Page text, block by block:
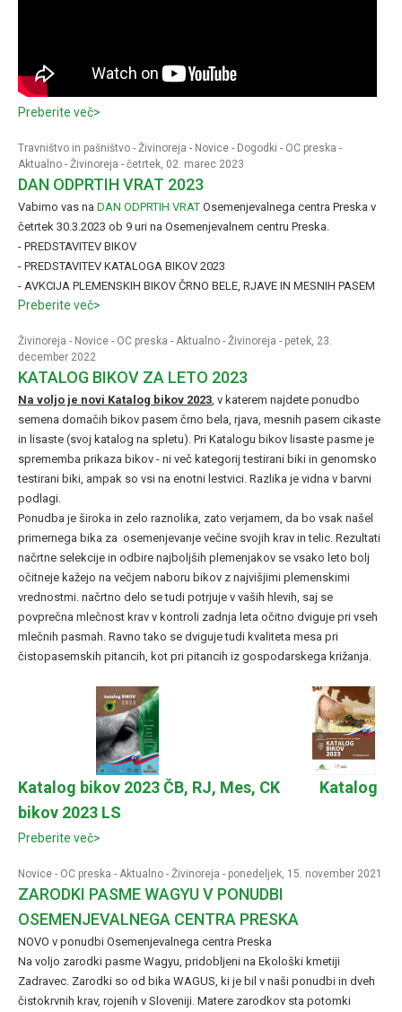
Preberite več>
Travništvo in pašništvo - Živinoreja - Novice - Dogodki - OC preska -
Aktualno - Živinoreja - četrtek, 02. marec 2023
DAN ODPRTIH VRAT 2023
Vabimo vas na DAN ODPRTIH VRAT Osemenjevalnega centra Preska v
četrtek 30.3.2023 ob 9 uri na Osemenjevalnem centru Preska.
- PREDSTAVITEV BIKOV
- PREDSTAVITEV KATALOGA BIKOV 2023
- AVKCIJA PLEMENSKIH BIKOV ČRNO BELE, RJAVE IN MESNIH PASEM
Preberite več>
Živinoreja - Novice - OC preska - Aktualno - Živinoreja - petek, 23.
december 2022
KATALOG BIKOV ZA LETO 2023
Na voljo je novi Katalog bikov 2023 , v katerem najdete ponudbo
semena domačih bikov pasem črno bela, rjava, mesnih pasem cikaste
in lisaste (svoj katalog na spletu). Pri Katalogu bikov lisaste pasme je
sprememba prikaza bikov - ni več kategorij testirani biki in genomsko
testirani biki, ampak so vsi na enotni lestvici. Razlika je vidna v barvni
podlagi.
Ponudba je široka in zelo raznolika, zato verjamem, da bo vsak našel
primernega bika za osemenjevanje večine svojih krav in telic. Rezultati
načrtne selekcije in odbire najboljših plemenjakov se vsako leto bolj
očitneje kažejo na večjem naboru bikov z najvišjimi plemenskimi
vrednostmi. načrtno delo se tudi potrjuje v vaših hlevih, saj se
povprečna mlečnost krav v kontroli zadnja leta očitno dviguje pri vseh
mlečnih pasmah. Ravno tako se dviguje tudi kvaliteta mesa pri
čistopasemskih pitancih, kot pri pitancih iz gospodarskega križanja.
Katalog bikov 2023 ČB, RJ, Mes, CK
Katalog
bikov 2023 LS
Preberite več>
Novice - OC preska - Aktualno - Živinoreja - ponedeljek, 15. november 2021
ZARODKI PASME WAGYU V PONUDBI
OSEMENJEVALNEGA CENTRA PRESKA
NOVO v ponudbi Osemenjevalnega centra Preska
Na voljo zarodki pasme Wagyu, pridobljeni na Ekološki kmetiji
Zadravec. Zarodki so od bika WAGUS, ki je bil v naši ponudbi in dveh
čistokrvnih krav, rojenih v Sloveniji. Matere zarodkov sta potomki